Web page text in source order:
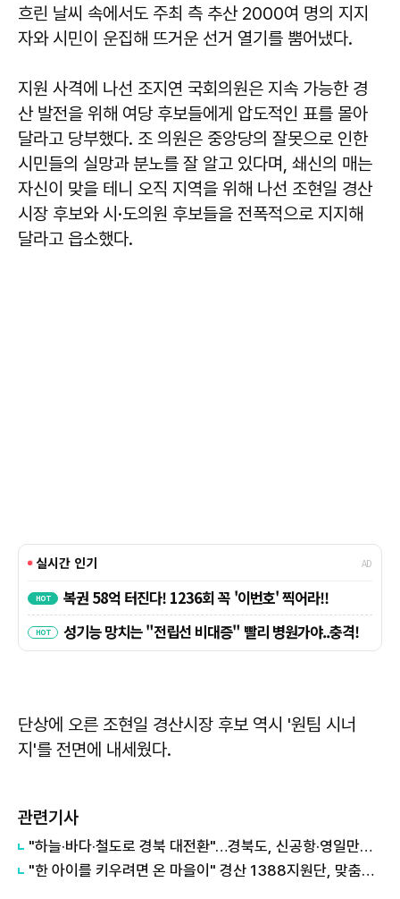
흐린 날씨 속에서도 주최 측 추산 2000여 명의 지지
자와 시민이 운집해 뜨거운 선거 열기를 뿜어냈다.
지원 사격에 나선 조지연 국회의원은 지속 가능한 경
산 발전을 위해 여당 후보들에게 압도적인 표를 몰아
달라고 당부했다. 조 의원은 중앙당의 잘못으로 인한
시민들의 실망과 분노를 잘 알고 있다며, 쇄신의 매는
자신이 맞을 테니 오직 지역을 위해 나선 조현일 경산
시장 후보와 시·도의원 후보들을 전폭적으로 지지해
달라고 읍소했다.
단상에 오른 조현일 경산시장 후보 역시 '원팀 시너
지'를 전면에 내세웠다.
관련기사
"하늘·바다·철도로 경북 대전환"…경북도, 신공항·영일만항 중심 미래성장축 본격 가동
"한 아이를 키우려면 온 마을이" 경산 1388지원단, 맞춤형 물품 기부